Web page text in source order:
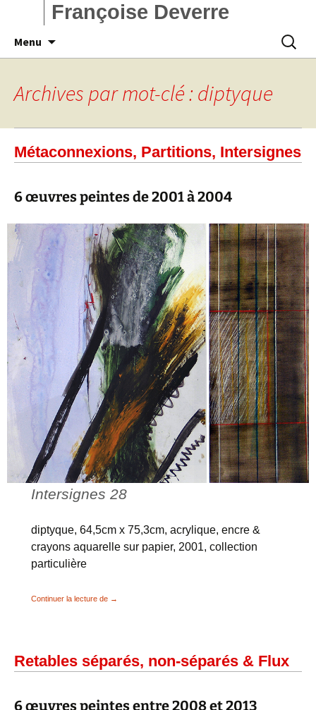
Françoise Deverre
Menu
Archives par mot-clé : diptyque
Métaconnexions, Partitions, Intersignes
6 œuvres peintes de 2001 à 2004
Intersignes 28
diptyque, 64,5cm x 75,3cm, acrylique, encre &
crayons aquarelle sur papier, 2001, collection
particulière
Continuer la lecture de →
Retables séparés, non-séparés & Flux
6 œuvres peintes entre 2008 et 2013